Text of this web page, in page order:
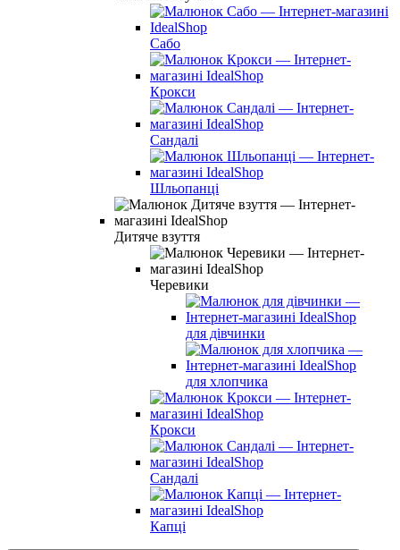
Сабо
Крокси
Сандалі
Шльопанці
Дитяче взуття
Черевики
для дівчинки
для хлопчика
Крокси
Сандалі
Капці